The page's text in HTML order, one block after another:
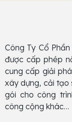
Công Ty Cổ
được cấp phép
cung cấp giải
xây dựng, cải tạo
gói cho công
công cộng khác…